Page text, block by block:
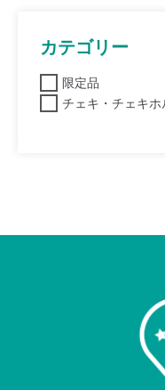
カテゴリー
限定品
チェキ・チェキホ